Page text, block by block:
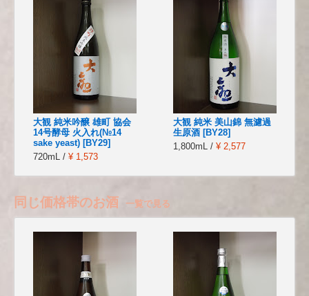
大観 純米吟醸 雄町 協会
14号酵母 火入れ(№14
sake yeast) [BY29]
720mL / ¥ 1,573
大観 純米 美山錦 無濾過
生原酒 [BY28]
1,800mL / ¥ 2,577
同じ価格帯のお酒 一覧で見る